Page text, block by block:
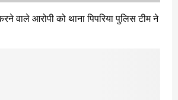
वाले आरोपी को थाना पिपरिया पुलिस टीम ने